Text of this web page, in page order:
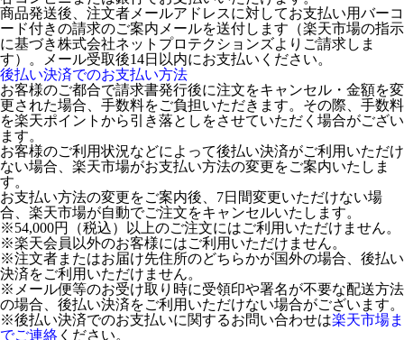
商品発送後、注文者メールアドレスに対してお支払い用バーコ
ード付きの請求のご案内メールを送付します（楽天市場の指示
に基づき株式会社ネットプロテクションズよりご請求しま
す）。メール受取後14日以内にお支払いください。
後払い決済でのお支払い方法
お客様のご都合で請求書発行後に注文をキャンセル・金額を変
更された場合、手数料をご負担いただきます。その際、手数料
を楽天ポイントから引き落としをさせていただく場合がござい
ます。
お客様のご利用状況などによって後払い決済がご利用いただけ
ない場合、楽天市場がお支払い方法の変更をご案内いたしま
す。
お支払い方法の変更をご案内後、7日間変更いただけない場
合、楽天市場が自動でご注文をキャンセルいたします。
※54,000円（税込）以上のご注文にはご利用いただけません。
※楽天会員以外のお客様にはご利用いただけません。
※注文者またはお届け先住所のどちらかが国外の場合、後払い
決済をご利用いただけません。
※メール便等のお受け取り時に受領印や署名が不要な配送方法
の場合、後払い決済をご利用いただけない場合がございます。
※後払い決済でのお支払いに関するお問い合わせは楽天市場ま
でご連絡 ください。